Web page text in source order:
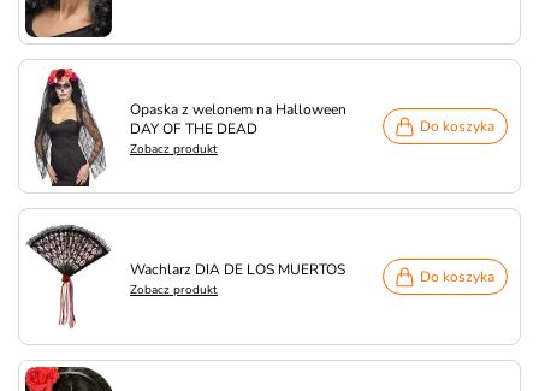
Opaska z welonem na Halloween
DAY OF THE DEAD
Zobacz produkt
Do koszyka
Wachlarz DIA DE LOS MUERTOS
Zobacz produkt
Do koszyka